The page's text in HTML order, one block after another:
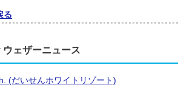
る
ェザーニュース
(だいせんホワイトリゾート)